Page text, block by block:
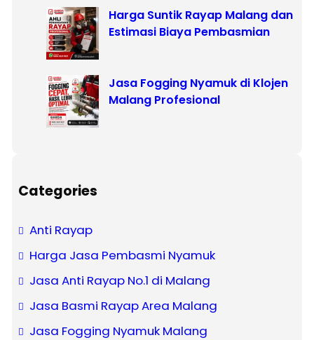
Harga Suntik Rayap Malang dan
Estimasi Biaya Pembasmian
Jasa Fogging Nyamuk di Klojen
Malang Profesional
Categories
Anti Rayap
Harga Jasa Pembasmi Nyamuk
Jasa Anti Rayap No.1 di Malang
Jasa Basmi Rayap Area Malang
Jasa Fogging Nyamuk Malang